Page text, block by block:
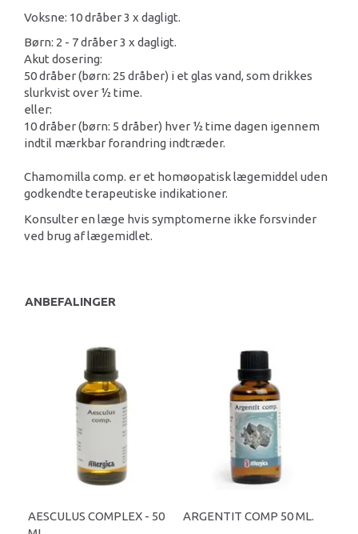
Voksne: 10 dråber 3 x dagligt.
Børn: 2 - 7 dråber 3 x dagligt.
Akut dosering:
50 dråber (børn: 25 dråber) i et glas vand, som drikkes
slurkvist over ½ time.
eller:
10 dråber (børn: 5 dråber) hver ½ time dagen igennem
indtil mærkbar forandring indtræder.
Chamomilla comp. er et homøopatisk lægemiddel uden
godkendte terapeutiske indikationer.
Konsulter en læge hvis symptomerne ikke forsvinder
ved brug af lægemidlet.
ANBEFALINGER
AESCULUS COMPLEX - 50
ARGENTIT COMP 50 ML.